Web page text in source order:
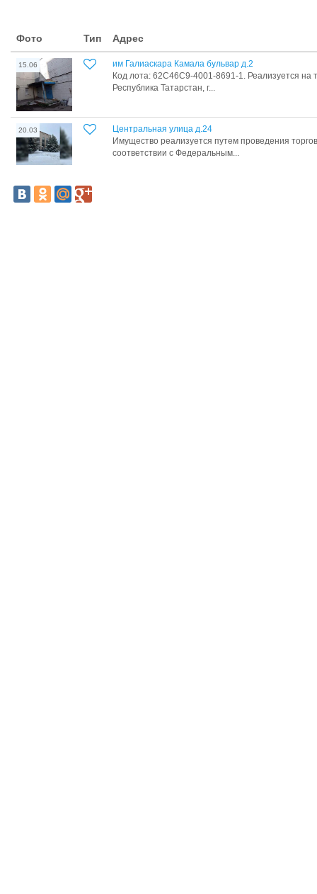
Фото Тип Адрес
15.06
им Галиаскара Камала бульвар д.2
Код лота: 62C46C9-4001-8691-1. Реализуется
Республика Татарстан, г...
20.03
Центральная улица д.24
Имущество реализуется путем проведения
соответствии с Федеральным...